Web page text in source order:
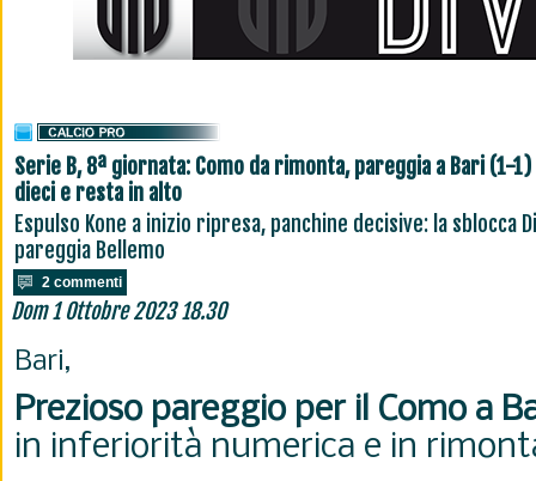
Serie B, 8ª giornata: Como da rimonta, pareggia a Bari (1-1)
dieci e resta in alto
Espulso Kone a inizio ripresa, panchine decisive: la sblocca
pareggia Bellemo
2 commenti
Dom 1 Ottobre 2023 18.30
Bari,
Prezioso pareggio per il Como a
in inferiorità numerica e in